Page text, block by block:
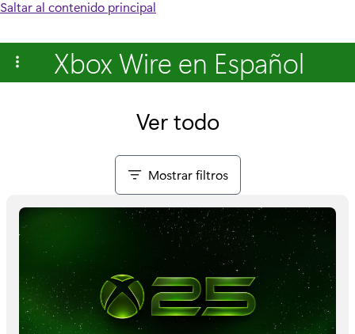
Saltar al contenido principal
Xbox Wire en Español
Ver todo
Mostrar filtros